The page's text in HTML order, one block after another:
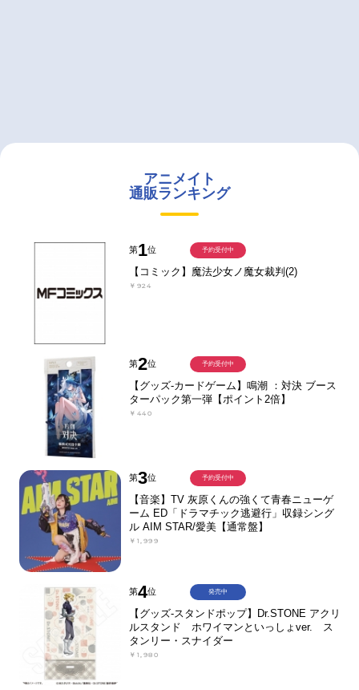
アニメイト
通販ランキング
第1位
【コミック】魔法少女ノ魔女裁判(2)
￥924
予約受付中
第2位
【グッズ-カードゲーム】鳴潮 ：対決 ブース
ターパック第一弾【ポイント2倍】
￥440
予約受付中
第3位
【音楽】TV 灰原くんの強くて青春ニューゲ
ーム ED「ドラマチック逃避行」収録シング
ル AIM STAR/愛美【通常盤】
￥1,999
予約受付中
第4位
【グッズ-スタンドポップ】Dr.STONE アクリ
ルスタンド ホワイマンといっしょver. ス
タンリー・スナイダー
￥1,980
発売中